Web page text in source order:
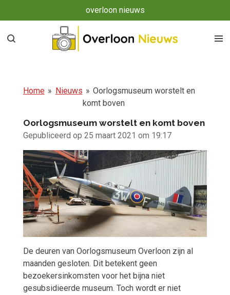
direct
naar
overloon nieuws
Home » Nieuws » Oorlogsmuseum worstelt en
komt boven
Oorlogsmuseum worstelt en komt boven
Gepubliceerd op 25 maart 2021 om 19:17
De deuren van Oorlogsmuseum Overloon zijn al
maanden gesloten. Dit betekent geen
bezoekersinkomsten voor het bijna niet
gesubsidieerde museum. Toch wordt er niet